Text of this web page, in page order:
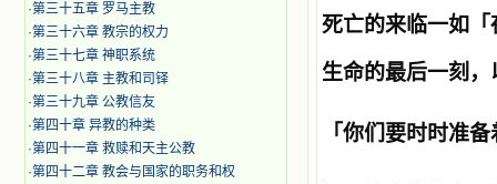
·第三十五章 罗马主教
·第三十六章 教宗的权力
·第三十七章 神职系统
·第三十八章 主教和司铎
·第三十九章 公教信友
·第四十章 异教的种类
·第四十一章 救赎和天主公教
·第四十二章 教会与国家的职务和权
死亡的来临一如
生命的最后一刻
「你们要时时准